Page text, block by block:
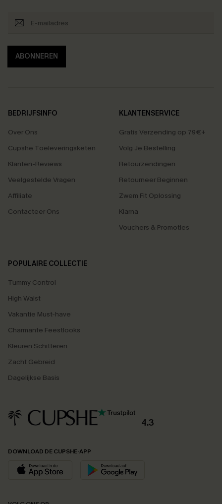
ABONNEREN
BEDRIJFSINFO
Over Ons
Cupshe Toeleveringsketen
Klanten-Reviews
Veelgestelde Vragen
Affiliate
Contacteer Ons
KLANTENSERVICE
Gratis Verzending op 79€+
Volg Je Bestelling
Retourzendingen
Retourneer Beginnen
Zwem Fit Oplossing
Klarna
Vouchers & Promoties
POPULAIRE COLLECTIE
Tummy Control
High Waist
Vakantie Must-have
Charmante Feestlooks
Kleuren Schitteren
Zacht Gebreid
Dagelijkse Basis
4.3
DOWNLOAD DE CUPSHE-APP